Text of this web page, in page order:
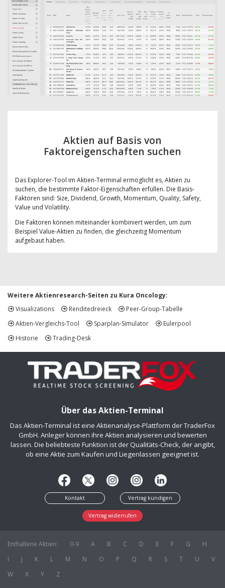
Aktien auf Basis von
Faktoreigenschaften suchen
Das Explorer-Tool im Aktien-Terminal ermöglicht es, Aktien zu
suchen, die bestimmte Faktor-Eigenschaften erfüllen. Die Basis-
Faktoren sind: Size, Dividend, Growth, Momentum, Quality, Safety,
Value und Volatility.
Die Faktoren können miteinander kombiniert werden, um zum
Beispiel Value-Aktien zu finden, die gleichzeitig Momentum
aufgebaut haben.
Weitere Aktienresearch-Seiten zu Kura Oncology:
Visualizations
Renditedreieck
Peer-Group-Tabelle
Aktien-Vergleichs-Tool
Sparplan-Simulator
Eulerpool
Historie
Trading-Desk
Über das Aktien-Terminal
Das Aktien-Terminal ist eine Aktienanalyse-Plattform der TraderFox
GmbH. Anleger können ihre Aktien analysieren und bewerten
lassen. Die beliebteste Funktion ist der Qualitäts-Check, der angibt,
ob eine Aktie zum Kaufen und Liegenlassen geeignet ist.
Kontakt Vertrag kündigen
Vertrag widerrufen
Enthaltene Aktien: 0-9 A B C D E F G
H
I
J K L M N O P Q R S T U
V
W
X Y Z